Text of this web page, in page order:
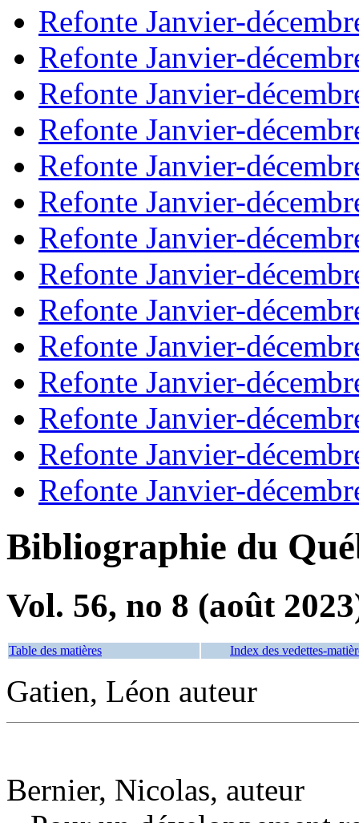
Refonte Janvier-
Refonte Janvier-
Refonte Janvier-
Refonte Janvier-
Refonte Janvier-
Refonte Janvier-
Refonte Janvier-
Refonte Janvier-
Refonte Janvier-
Refonte Janvier-
Refonte Janvier-
Refonte Janvier-
Refonte Janvier-
Refonte Janvier-
Bibliographie du
Vol. 56, no 8 (août
Table des matières Index des vedettes-
Gatien, Léon auteur
Bernier, Nicolas, auteur